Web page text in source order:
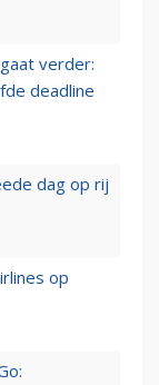
verder:
deadline
dag op rij
op